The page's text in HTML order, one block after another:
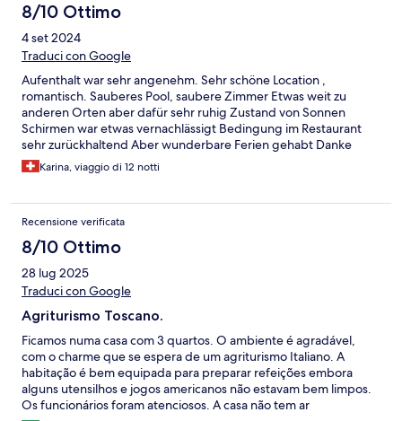
8/10 Ottimo
4 set 2024
Traduci con Google
Aufenthalt war sehr angenehm. Sehr schöne Location ,
romantisch. Sauberes Pool, saubere Zimmer Etwas weit zu
anderen Orten aber dafür sehr ruhig Zustand von Sonnen
Schirmen war etwas vernachlässigt Bedingung im Restaurant
sehr zurückhaltend Aber wunderbare Ferien gehabt Danke
Karina, viaggio di 12 notti
Recensione verificata
8/10 Ottimo
28 lug 2025
Traduci con Google
Agriturismo Toscano.
Ficamos numa casa com 3 quartos. O ambiente é agradável,
com o charme que se espera de um agriturismo Italiano. A
habitação é bem equipada para preparar refeições embora
alguns utensilhos e jogos americanos não estavam bem limpos.
Os funcionários foram atenciosos. A casa não tem ar